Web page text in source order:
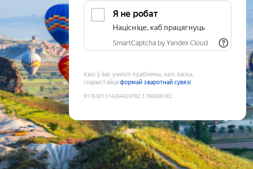
Я не робат
Націсніце, каб працягнуць
SmartCaptcha by Yandex Cloud
Калі ў вас узніклі праблемы, калі ласка,
скарыстайцеформай зваротнай сувязі
9176381514244424782:1786006182